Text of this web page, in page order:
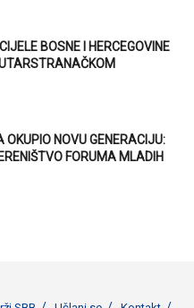
BOSNE I HERCEGOVINE
NOVU GENERACIJU:
FORUMA MLADIH